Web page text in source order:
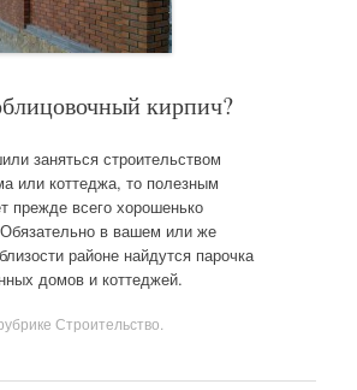
кирпич?
заняться строительством
или коттеджа, то полезным
прежде всего хорошенько
в вашем или же
районе найдутся парочка
домов и коттеджей.
Строительство